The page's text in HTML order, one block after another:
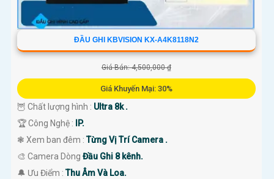
ĐẦU GHI KBVISION KX-A4K8118N2
Giá Bán: 4,500,000 ₫
Giá Khuyến Mại: 30%
🦉 Chất lượng hình : Ultra 8k .
🏆 Công Nghệ :
IP.
❃ Xem ban đêm :Từng Vị Trí Camera .
🎨 Camera Dòng Đầu Ghi 8 kênh.
️🔔 Ưu Điểm :Thu Âm Và Loa.